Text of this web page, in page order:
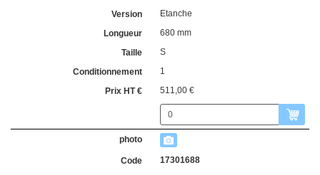
Etanche
680 mm
S
1
511,00 €
17301688